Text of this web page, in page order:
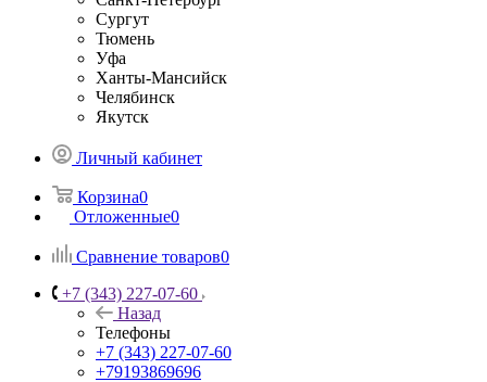
Сургут
Тюмень
Уфа
Ханты-Мансийск
Челябинск
Якутск
Личный кабинет
Корзина0
Отложенные0
Сравнение товаров0
+7 (343) 227-07-60
Назад
Телефоны
+7 (343) 227-07-60
+79193869696